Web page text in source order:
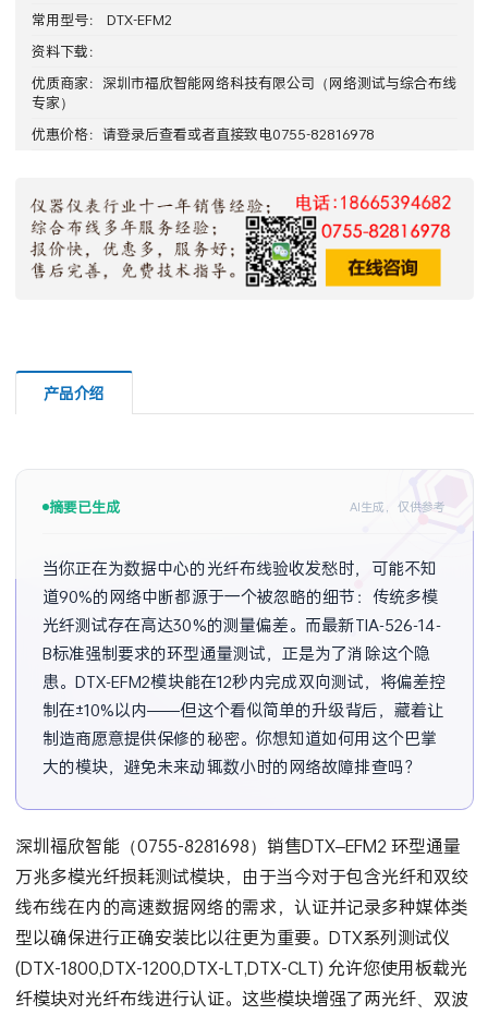
常用型号： DTX-EFM2
资料下载：
优质商家： 深圳市福欣智能网络科技有限公司 （网络测试与综合布线
专家）
优惠价格：请登录后查看或者直接致电0755-82816978
产品介绍
摘要已生成 AI生成，仅供参考
当你正在为数据中心的光纤布线验收发愁时，可能不知
道90%的网络中断都源于一个被忽略的细节：传统多模
光纤测试存在高达30%的测量偏差。而最新TIA-526-14-
B标准强制要求的环型通量测试，正是为了消除这个隐
患。DTX-EFM2模块能在12秒内完成双向测试，将偏差控
制在±10%以内——但这个看似简单的升级背后，藏着让
制造商愿意提供保修的秘密。你想知道如何用这个巴掌
大的模块，避免未来动辄数小时的网络故障排查吗？
深圳福欣智能（0755-8281698）销售DTX–EFM2 环型通量
万兆多模光纤损耗测试模块，由于当今对于包含光纤和双绞
线布线在内的高速数据网络的需求，认证并记录多种媒体类
型以确保进行正确安装比以往更为重要。DTX系列测试仪
(DTX-1800,DTX-1200,DTX-LT,DTX-CLT) 允许您使用板载光
纤模块对光纤布线进行认证。这些模块增强了两光纤、双波